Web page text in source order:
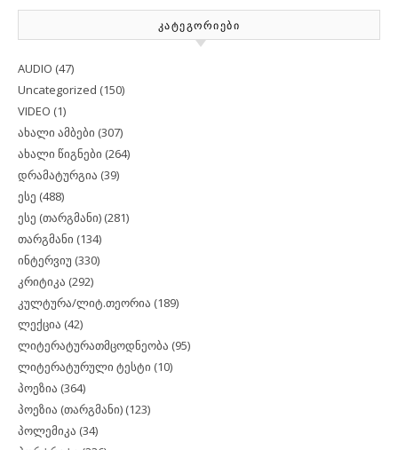
ᲙᲐᲢᲔᲒᲝᲠᲘᲔᲑᲘ
AUDIO (47)
Uncategorized (150)
VIDEO (1)
ახალი ამბები (307)
ახალი წიგნები (264)
დრამატურგია (39)
ესე (488)
ესე (თარგმანი) (281)
თარგმანი (134)
ინტერვიუ (330)
კრიტიკა (292)
კულტურა/ლიტ.თეორია (189)
ლექცია (42)
ლიტერატურათმცოდნეობა (95)
ლიტერატურული ტესტი (10)
პოეზია (364)
პოეზია (თარგმანი) (123)
პოლემიკა (34)